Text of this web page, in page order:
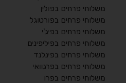
משלוחי פרחים בפולין
משלוחי פרחים בפורטוגל
משלוחי פרחים בפיג'י
משלוחי פרחים בפיליפינים
משלוחי פרחים בפינלנד
משלוחי פרחים בפרגוואי
משלוחי פרחים בפרו